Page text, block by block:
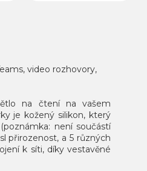
video rozhovory,
na čtení na vašem
je kožený silikon, který
není součástí
přirozenost, a 5 různých
k síti, díky vestavěné